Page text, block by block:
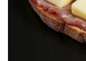
படத்துக்குப்
எஸ். வினோத்